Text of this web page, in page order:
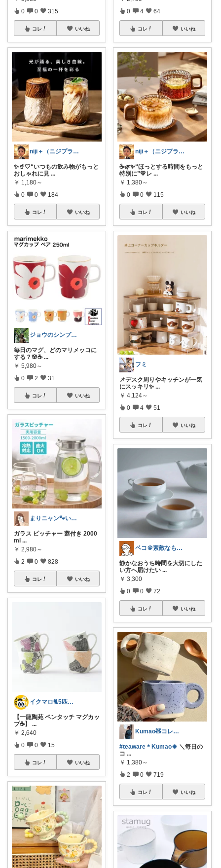
0 0 315
コレ いいね
niji＋（ニジプラス）感謝しています
✨🥤🤍“いつもの飲み物がもっと
おしゃれに見 ...
￥ 1,180～
0 0 184
コレ いいね
ジョウのシンプルで心地よいくらし
毎日のマグ、どのマリメッコに
する？🌸☕️...
￥ 5,980～
0 2 31
コレ いいね
まりニャン🐾いつもありがとうございます
ガラス ピッチャー 蓋付き 2000
ml ...
￥ 2,980～
2 0 828
コレ いいね
イクマロ🐈5匹の猫とおうちカフェ☕️
【一龍陶苑 ペンタッチ マグカッ
プ☕️】 ...
￥ 2,640
0 0 15
コレ いいね
0 4 64
コレ いいね
niji＋（ニジプラス）感謝しています
☕🌿✨“ほっとする時間をもっと
特別に”💛レ ...
￥ 1,380～
0 0 115
コレ いいね
フミ
📌デスク周りやキッチンが一気
にスッキリ✨ ...
￥ 4,124～
0 4 51
コレ いいね
ペコ＠素敵なものを紹介しています
静かなおうち時間を大切にした
い方へ届けたい ...
￥ 3,300
0 0 72
コレ いいね
Kumao🧸コレクションみてね✨
#teaware＊Kumao🍀 ＼毎日の
コ ...
￥ 1,380～
2 0 719
コレ いいね